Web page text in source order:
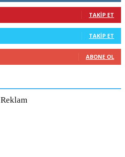
TAKIP ET
TAKIP ET
ABONE OL
Reklam